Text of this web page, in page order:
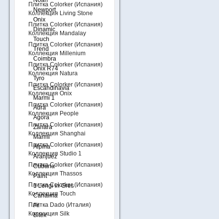
Плитка Colorker (Испания)
Коллекция Living Stone
Плитка Colorker (Испания)
Коллекция Mandalay
Плитка Colorker (Испания)
Коллекция Millenium
Плитка Colorker (Испания)
Коллекция Natura
Плитка Colorker (Испания)
Коллекция Onix
Плитка Colorker (Испания)
Коллекция People
Плитка Colorker (Испания)
Коллекция Shanghai
Плитка Colorker (Испания)
Коллекция Studio 1
Плитка Colorker (Испания)
Коллекция Thassos
Плитка Colorker (Испания)
Коллекция Touch
Плитка Dado (Италия)
Коллекция Silk
Newport
Onix
Dinamic
Touch
Trend
Coimbra
Onix R74
Tyro
Escandinavia
Marmi 1
Adra
Agora
Zahara
Marmi
Alpina
Aranjuez
Cubana
Paint
1 Lengi in Gres
Canaima
Fil
Bitex